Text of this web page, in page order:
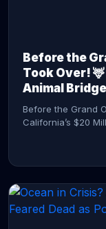
Before the
Took Over!
Animal
Before the Grand
California’s $20